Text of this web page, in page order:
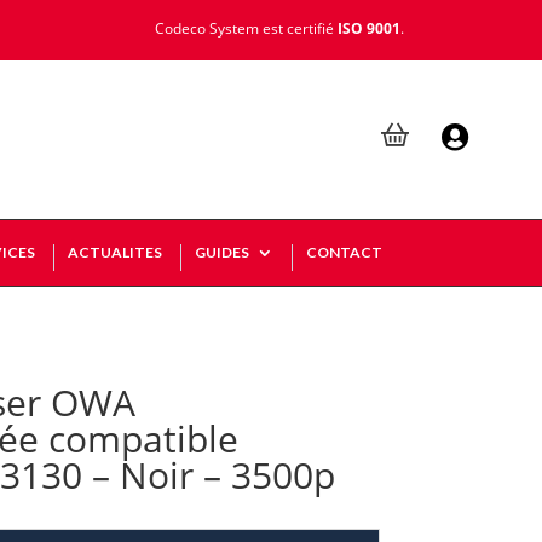
Codeco System est certifié ISO 9001.

ACTUALITES GUIDES CONTACT
OWA
compatible
– Noir – 3500p